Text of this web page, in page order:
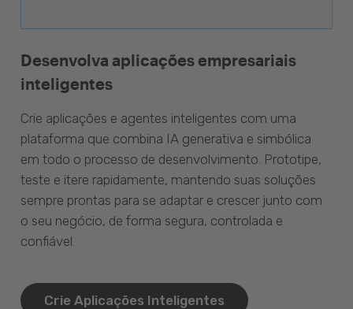
Desenvolva aplicações empresariais
inteligentes
Crie aplicações e agentes inteligentes com uma
plataforma que combina IA generativa e simbólica
em todo o processo de desenvolvimento. Prototipe,
teste e itere rapidamente, mantendo suas soluções
sempre prontas para se adaptar e crescer junto com
o seu negócio, de forma segura, controlada e
confiável.
Crie Aplicações Inteligentes